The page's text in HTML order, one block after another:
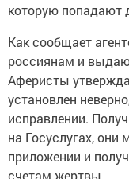
которую попадают
Как сообщает
россиянам и
Аферисты
установлен
исправлении.
на Госуслугах, они
приложении и
счетам жертвы.